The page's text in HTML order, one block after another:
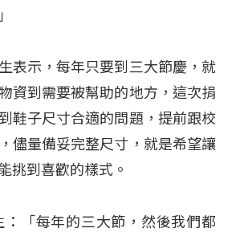
表示，每年只要到三大節慶，就
資到需要被幫助的地方，這次捐
鞋子尺寸合適的問題，提前跟校
儘量備妥完整尺寸，就是希望讓
挑到喜歡的樣式。
：「每年的三大節，然後我們都